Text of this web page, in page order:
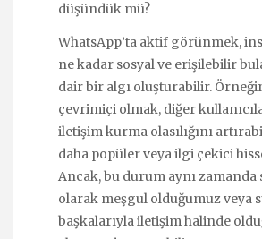
düşündük mü?
WhatsApp’ta aktif görünmek,
ne kadar sosyal ve erişilebilir
dair bir algı oluşturabilir.
çevrimiçi olmak, diğer
iletişim kurma olasılığını
daha popüler veya ilgi çekici
Ancak, bu durum aynı zamanda
olarak meşgul olduğumuz veya
başkalarıyla iletişim halinde